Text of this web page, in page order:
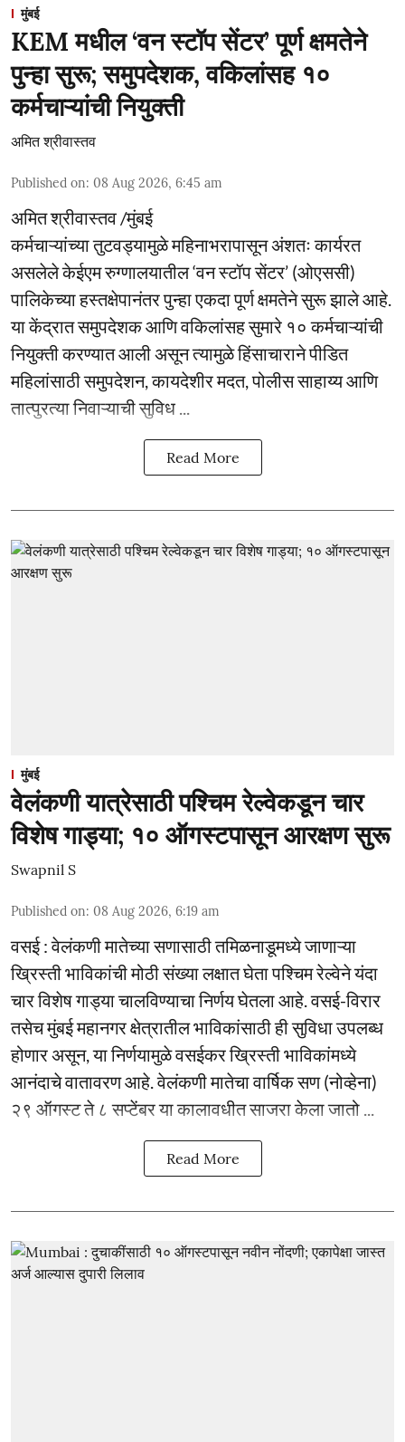
मुंबई
KEM मधील ‘वन स्टॉप सेंटर’ पूर्ण क्षमतेने
पुन्हा सुरू; समुपदेशक, वकिलांसह १०
कर्मचाऱ्यांची नियुक्ती
अमित श्रीवास्तव
Published on: 08 Aug 2026, 6:45 am
अमित श्रीवास्तव /मुंबई
कर्मचाऱ्यांच्या तुटवड्यामुळे महिनाभरापासून अंशतः कार्यरत
असलेले केईएम रुग्णालयातील ‘वन स्टॉप सेंटर’ (ओएससी)
पालिकेच्या हस्तक्षेपानंतर पुन्हा एकदा पूर्ण क्षमतेने सुरू झाले आहे.
या केंद्रात समुपदेशक आणि वकिलांसह सुमारे १० कर्मचाऱ्यांची
नियुक्ती करण्यात आली असून त्यामुळे हिंसाचाराने पीडित
महिलांसाठी समुपदेशन, कायदेशीर मदत, पोलीस साहाय्य आणि
तात्पुरत्या निवाऱ्याची सुविध ...
Read More
मुंबई
वेलंकणी यात्रेसाठी पश्चिम रेल्वेकडून चार
विशेष गाड्या; १० ऑगस्टपासून आरक्षण सुरू
Swapnil S
Published on: 08 Aug 2026, 6:19 am
वसई : वेलंकणी मातेच्या सणासाठी तमिळनाडूमध्ये जाणाऱ्या
ख्रिस्ती भाविकांची मोठी संख्या लक्षात घेता पश्चिम रेल्वेने यंदा
चार विशेष गाड्या चालविण्याचा निर्णय घेतला आहे. वसई-विरार
तसेच मुंबई महानगर क्षेत्रातील भाविकांसाठी ही सुविधा उपलब्ध
होणार असून, या निर्णयामुळे वसईकर ख्रिस्ती भाविकांमध्ये
आनंदाचे वातावरण आहे. वेलंकणी मातेचा वार्षिक सण (नोव्हेना)
२९ ऑगस्ट ते ८ सप्टेंबर या कालावधीत साजरा केला जातो ...
Read More